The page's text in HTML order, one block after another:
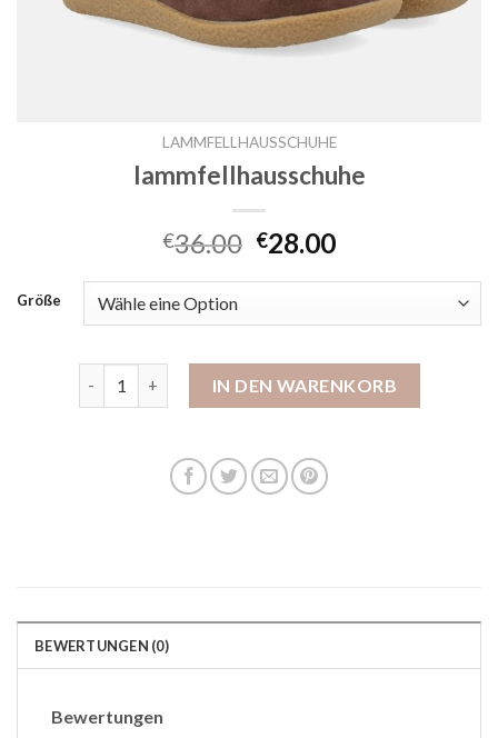
LAMMFELLHAUSSCHUHE
lammfellhausschuhe
€36.00 €28.00
Größe
IN DEN WARENKORB
BEWERTUNGEN (0)
Bewertungen